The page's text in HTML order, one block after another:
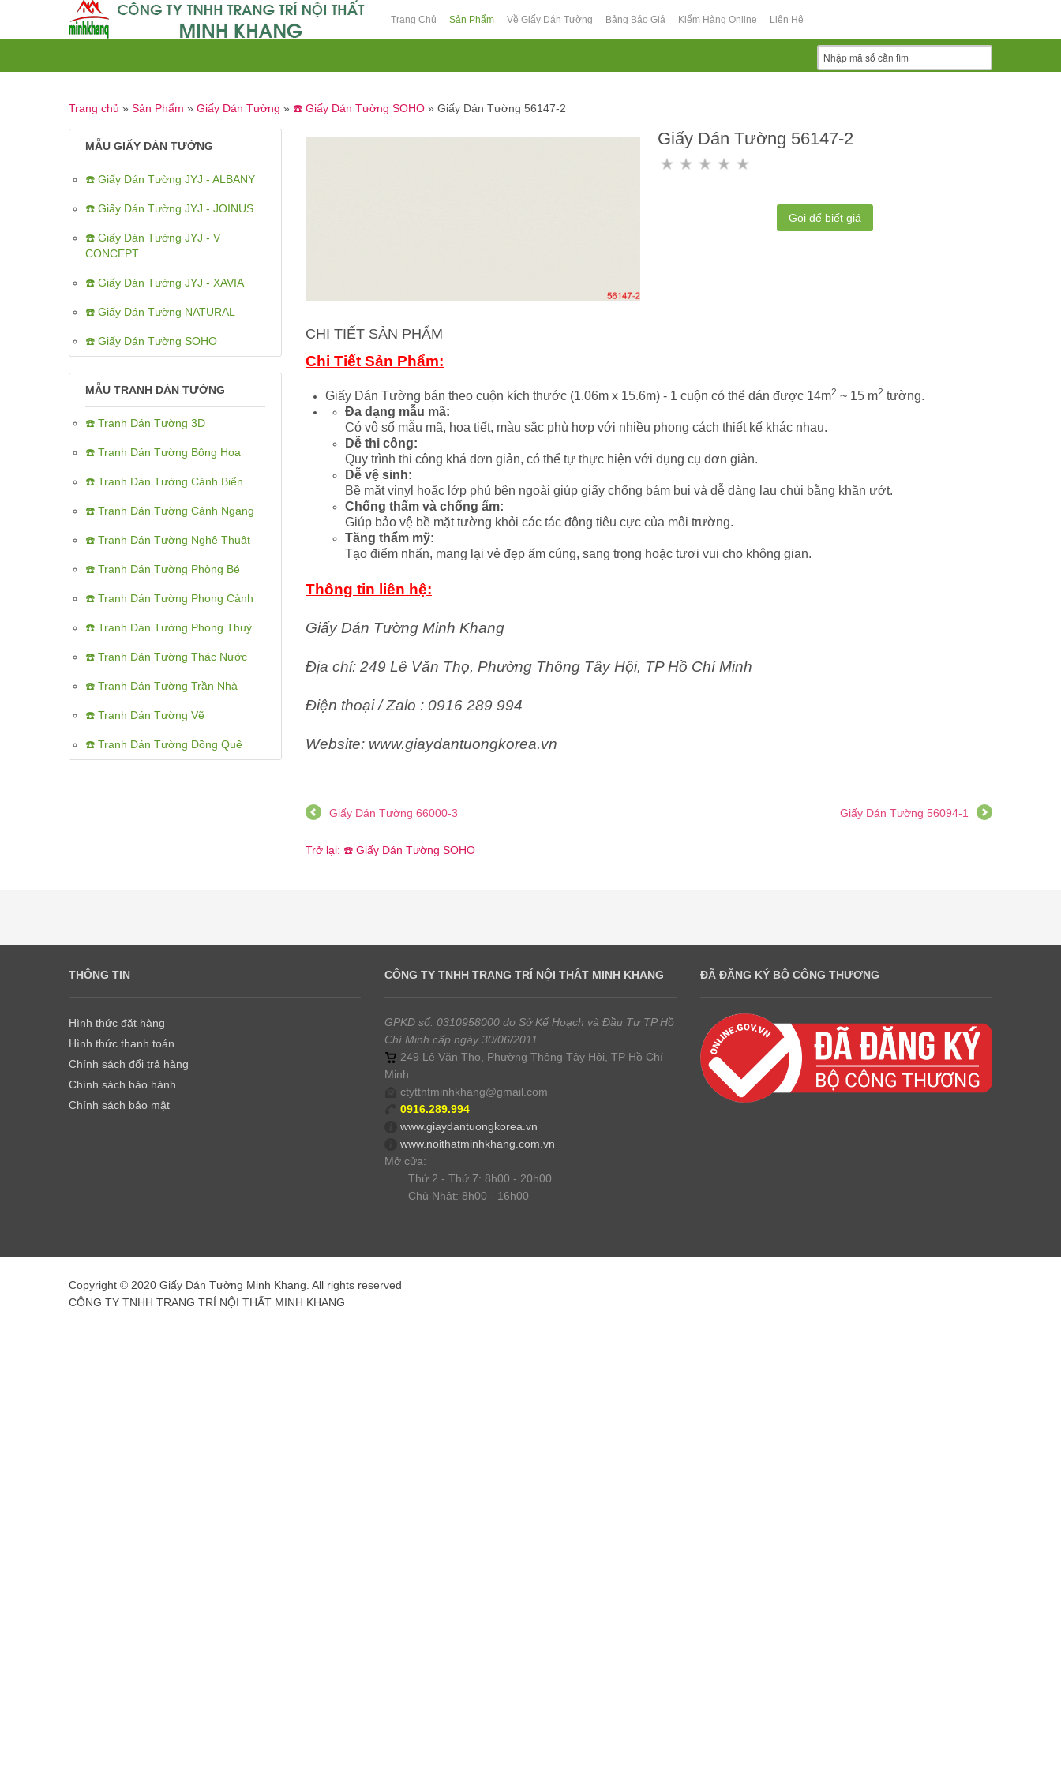
Trang Chủ Sản Phẩm Về Giấy Dán Tường Bảng Báo Giá Kiểm Hàng Online Liên Hệ
Trang chủ » Sản Phẩm » Giấy Dán Tường » ☎️ Giấy Dán Tường SOHO » Giấy Dán Tường 56147-2
MẪU GIẤY DÁN TƯỜNG
☎️ Giấy Dán Tường JYJ - ALBANY
☎️ Giấy Dán Tường JYJ - JOINUS
☎️ Giấy Dán Tường JYJ - V
CONCEPT
☎️ Giấy Dán Tường JYJ - XAVIA
☎️ Giấy Dán Tường NATURAL
☎️ Giấy Dán Tường SOHO
MẪU TRANH DÁN TƯỜNG
☎️ Tranh Dán Tường 3D
☎️ Tranh Dán Tường Bông Hoa
☎️ Tranh Dán Tường Cảnh Biển
☎️ Tranh Dán Tường Cảnh Ngang
☎️ Tranh Dán Tường Nghệ Thuật
☎️ Tranh Dán Tường Phòng Bé
☎️ Tranh Dán Tường Phong Cảnh
☎️ Tranh Dán Tường Phong Thuỷ
☎️ Tranh Dán Tường Thác Nước
☎️ Tranh Dán Tường Trần Nhà
☎️ Tranh Dán Tường Vẽ
☎️ Tranh Dán Tường Đồng Quê
Giấy Dán Tường 56147-2
Gọi để biết giá
CHI TIẾT SẢN PHẨM
Chi Tiết Sản Phẩm:
Giấy Dán Tường bán theo cuộn kích thước (1.06m x 15.6m) - 1 cuộn có thể dán được 14m2 ~ 15 m2 tường.
Đa dạng mẫu mã:
Có vô số mẫu mã, họa tiết, màu sắc phù hợp với nhiều phong cách thiết kế khác nhau.
Dễ thi công:
Quy trình thi công khá đơn giản, có thể tự thực hiện với dụng cụ đơn giản.
Dễ vệ sinh:
Bề mặt vinyl hoặc lớp phủ bên ngoài giúp giấy chống bám bụi và dễ dàng lau chùi bằng khăn ướt.
Chống thấm và chống ẩm:
Giúp bảo vệ bề mặt tường khỏi các tác động tiêu cực của môi trường.
Tăng thẩm mỹ:
Tạo điểm nhấn, mang lại vẻ đẹp ấm cúng, sang trọng hoặc tươi vui cho không gian.
Thông tin liên hệ:
Giấy Dán Tường Minh Khang
Địa chỉ: 249 Lê Văn Thọ, Phường Thông Tây Hội, TP Hồ Chí Minh
Điện thoại / Zalo : 0916 289 994
Website: www.giaydantuongkorea.vn
Giấy Dán Tường 56094-1
Giấy Dán Tường 66000-3
Trở lại: ☎️ Giấy Dán Tường SOHO
THÔNG TIN
Hình thức đặt hàng
Hình thức thanh toán
Chính sách đổi trả hàng
Chính sách bảo hành
Chính sách bảo mật
CÔNG TY TNHH TRANG TRÍ NỘI THẤT MINH KHANG
GPKD số: 0310958000 do Sở Kế Hoạch và Đầu Tư TP Hồ
Chí Minh cấp ngày 30/06/2011
249 Lê Văn Thọ, Phường Thông Tây Hội, TP Hồ Chí
Minh
ctyttntminhkhang@gmail.com
0916.289.994
www.giaydantuongkorea.vn
www.noithatminhkhang.com.vn
Mở cửa:
Thứ 2 - Thứ 7: 8h00 - 20h00
Chủ Nhật: 8h00 - 16h00
ĐÃ ĐĂNG KÝ BỘ CÔNG THƯƠNG
Copyright © 2020 Giấy Dán Tường Minh Khang. All rights reserved
CÔNG TY TNHH TRANG TRÍ NỘI THẤT MINH KHANG